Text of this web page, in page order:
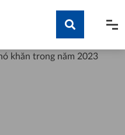
Tìm kiếm